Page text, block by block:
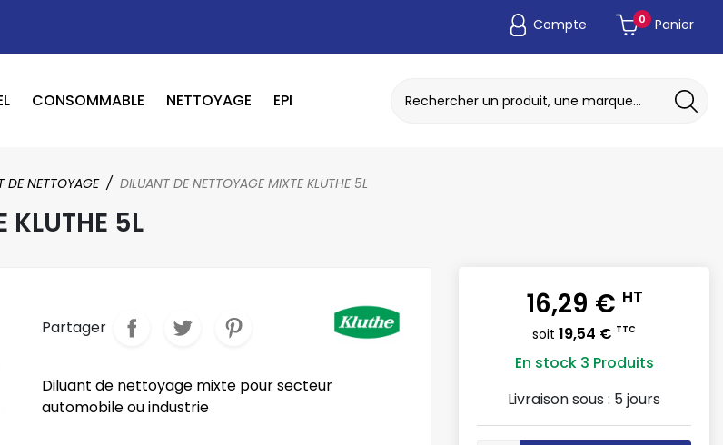
Compte 0 Panier
CONSOMMABLE NETTOYAGE EPI
DE NETTOYAGE DILUANT DE NETTOYAGE MIXTE KLUTHE 5L
KLUTHE 5L
Partager
Diluant de nettoyage mixte pour secteur
automobile ou industrie
16,29 € HT
soit 19,54 € TTC
En stock 3 Produits
Livraison sous : 5 jours